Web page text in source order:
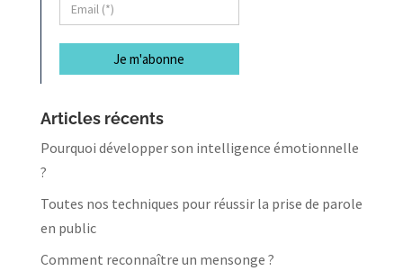
Articles récents
Pourquoi développer son intelligence émotionnelle
?
Toutes nos techniques pour réussir la prise de parole
en public
Comment reconnaître un mensonge ?